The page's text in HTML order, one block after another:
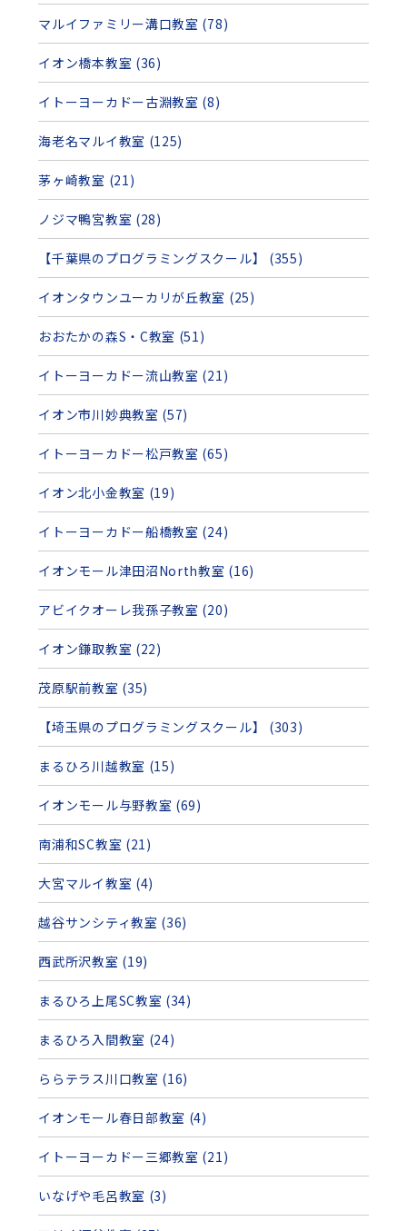
マルイファミリー溝口教室 (78)
イオン橋本教室 (36)
イトーヨーカドー古淵教室 (8)
海老名マルイ教室 (125)
茅ヶ崎教室 (21)
ノジマ鴨宮教室 (28)
【千葉県のプログラミングスクール】 (355)
イオンタウンユーカリが丘教室 (25)
おおたかの森S・C教室 (51)
イトーヨーカドー流山教室 (21)
イオン市川妙典教室 (57)
イトーヨーカドー松戸教室 (65)
イオン北小金教室 (19)
イトーヨーカドー船橋教室 (24)
イオンモール津田沼North教室 (16)
アビイクオーレ我孫子教室 (20)
イオン鎌取教室 (22)
茂原駅前教室 (35)
【埼玉県のプログラミングスクール】 (303)
まるひろ川越教室 (15)
イオンモール与野教室 (69)
南浦和SC教室 (21)
大宮マルイ教室 (4)
越谷サンシティ教室 (36)
西武所沢教室 (19)
まるひろ上尾SC教室 (34)
まるひろ入間教室 (24)
ららテラス川口教室 (16)
イオンモール春日部教室 (4)
イトーヨーカドー三郷教室 (21)
いなげや毛呂教室 (3)